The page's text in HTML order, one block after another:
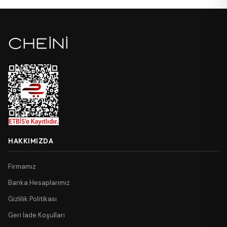
HAKKIMIZDA
Firmamız
Banka Hesaplarımız
Gizlilik Politikası
Geri İade Koşulları